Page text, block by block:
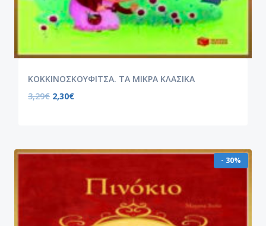
ΚΟΚΚΙΝΟΣΚΟΥΦΙΤΣΑ. ΤΑ ΜΙΚΡΑ ΚΛΑΣΙΚΑ
3,29€ 2,30€
- 30%